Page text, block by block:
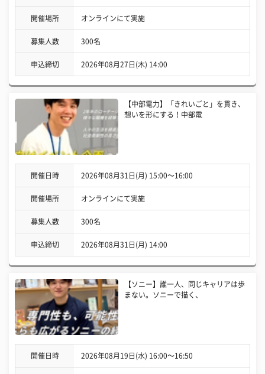
開催場所 オンラインにて実施
募集人数 300名
申込締切 2026年08月27日(木) 14:00
【中部電力】「きれいごと」を貫き、
想いを形にする！中部電
開催日時 2026年08月31日(月) 15:00〜16:00
開催場所 オンラインにて実施
募集人数 300名
申込締切 2026年08月31日(月) 14:00
【ソニー】誰一人、同じキャリアは歩
まない。ソニーで描く、
開催日時 2026年08月19日(水) 16:00〜16:50